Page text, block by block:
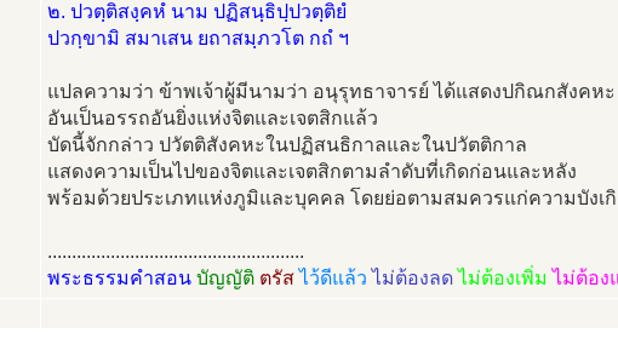
๒. ปวตฺติสงฺคหํ นาม ปฏิสนฺธิปฺปวตฺติยํ
ปวกฺขามิ สมาเสน ยถาสมฺภวโต กถํ ฯ
แปลความว่า ข้าพเจ้าผู้มีนามว่า อนุรุทธาจารย์ ได้แสดงปกิณกสังคหะ
อันเป็นอรรถอันยิ่งแห่งจิตและเจตสิกแล้ว
บัดนี้จักกล่าว ปวัตติสังคหะในปฏิสนธิกาลและในปวัตติกาล
แสดงความเป็นไปของจิตและเจตสิกตามลำดับที่เกิดก่อนและหลัง
พร้อมด้วยประเภทแห่งภูมิและบุคคล โดยย่อตามสมควรแก่ความบังเ
.....................................................
พระธรรมคำสอน บัญญัติ ตรัสไว้ดีแล้วไม่ต้องลดไม่ต้องเพิ่ม ไม่ต้อง